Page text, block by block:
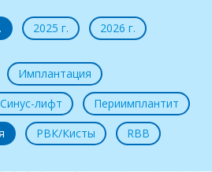
2025 г. 2026 г.
Имплантация
Синус-лифт
Периимплантит
РВК/Кисты RBB